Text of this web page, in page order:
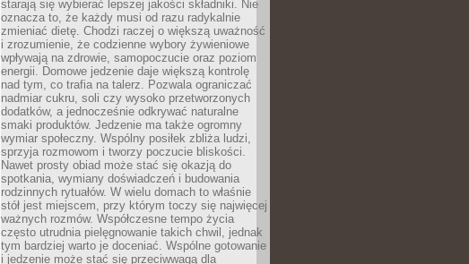
starają się wybierać lepszej jakości składniki. Nie
oznacza to, że każdy musi od razu radykalnie
zmieniać dietę. Chodzi raczej o większą uważność
i zrozumienie, że codzienne wybory żywieniowe
wpływają na zdrowie, samopoczucie oraz poziom
energii. Domowe jedzenie daje większą kontrolę
nad tym, co trafia na talerz. Pozwala ograniczać
nadmiar cukru, soli czy wysoko przetworzonych
dodatków, a jednocześnie odkrywać naturalne
smaki produktów. Jedzenie ma także ogromny
wymiar społeczny. Wspólny posiłek zbliża ludzi,
sprzyja rozmowom i tworzy poczucie bliskości.
Nawet prosty obiad może stać się okazją do
spotkania, wymiany doświadczeń i budowania
rodzinnych rytuałów. W wielu domach to właśnie
stół jest miejscem, przy którym toczy się najwięcej
ważnych rozmów. Współczesne tempo życia
często utrudnia pielęgnowanie takich chwil, jednak
tym bardziej warto je doceniać. Wspólne gotowanie
i jedzenie może stać się przeciwwagą dla